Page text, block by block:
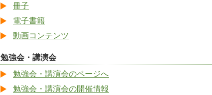
冊子
電子書籍
動画コンテンツ
勉強会・講演会
勉強会・講演会のページへ
勉強会・講演会の開催情報